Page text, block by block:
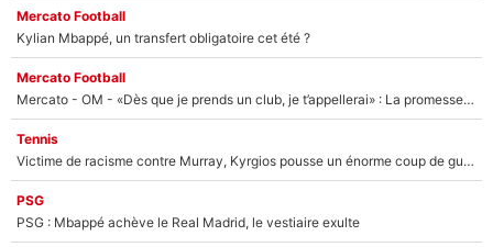
Mercato Football
Kylian Mbappé, un transfert obligatoire cet été ?
Mercato Football
Mercato - OM - «Dès que je prends un club, je t’appellerai» : La promesse de Marcelino au moment de claquer la porte
Tennis
Victime de racisme contre Murray, Kyrgios pousse un énorme coup de gueule !
PSG
PSG : Mbappé achève le Real Madrid, le vestiaire exulte